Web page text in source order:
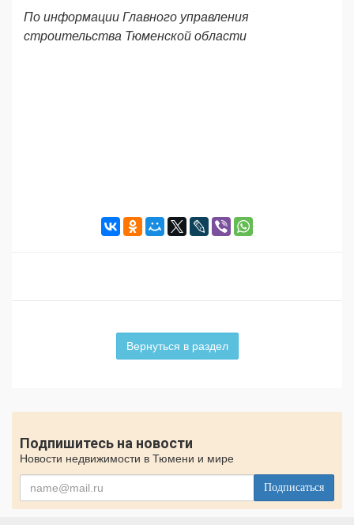
По информации Главного управления
строительства Тюменской области
Вернуться в раздел
Подпишитесь на новости
Новости недвижимости в Тюмени и мире
Подписаться